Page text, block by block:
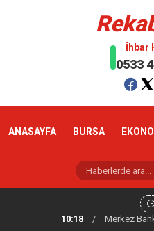
İhbar
0533
ANASAYFA BURSA
10:18
/ Altın